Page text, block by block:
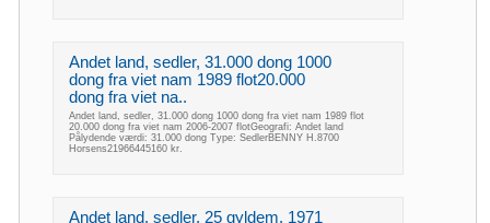
Andet land, sedler, 31.000 dong 1000
dong fra viet nam 1989 flot20.000
dong fra viet na..
Andet land, sedler, 31.000 dong 1000 dong fra viet nam 1989 flot
20.000 dong fra viet nam 2006-2007 flotGeografi: Andet land
Pålydende værdi: 31.000 dong Type: SedlerBENNY H.8700
Horsens21966445160 kr.
Andet land, sedler, 25 gyldem, 1971